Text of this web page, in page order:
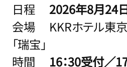
日程 2026年8月24日
会場 KKRホテル東
「瑞宝」
時間 16：30受付／